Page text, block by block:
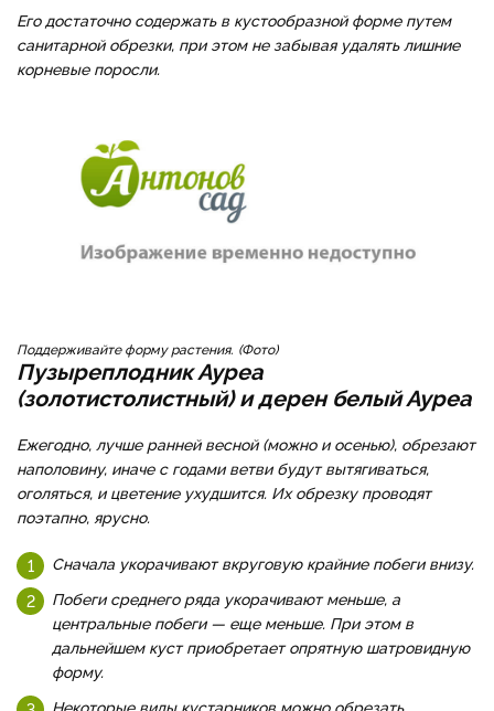
Его достаточно содержать в кустообразной форме путем
санитарной обрезки, при этом не забывая удалять лишние
корневые поросли.
Поддерживайте форму растения. Фото
Пузыреплодник Ауреа
(золотистолистный) и дерен белый Ауреа
Ежегодно, лучше ранней весной (можно и осенью), обрезают
наполовину, иначе с годами ветви будут вытягиваться,
оголяться, и цветение ухудшится. Их обрезку проводят
поэтапно, ярусно.
Сначала укорачивают вкруговую крайние побеги внизу.
Побеги среднего ряда укорачивают меньше, а
центральные побеги — еще меньше. При этом в
дальнейшем куст приобретает опрятную шатровидную
форму.
Некоторые виды кустарников можно обрезать